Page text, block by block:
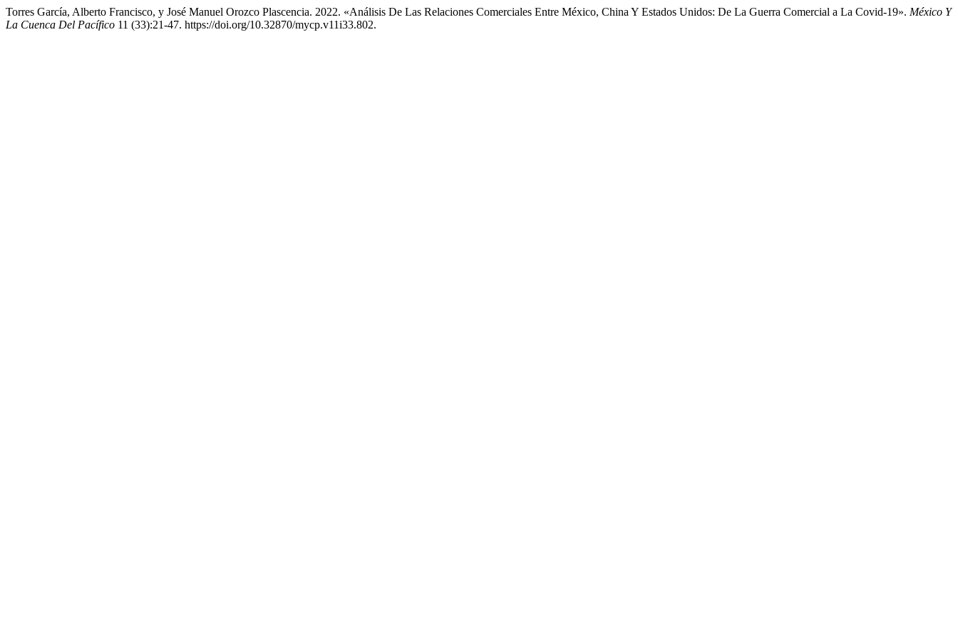
Torres García, Alberto Francisco, y José Manuel Orozco Plascencia. 2022. «Análisis De Las Relaciones Comerciales Entre México, China Y Estados Unidos: De La Guerra Comercial a La Covid-19». México Y
La Cuenca Del Pacífico 11 (33):21-47. https://doi.org/10.32870/mycp.v11i33.802.